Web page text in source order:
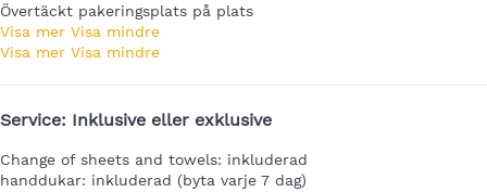
Övertäckt pakeringsplats på plats
Visa mer Visa mindre
Visa mer Visa mindre
Service: Inklusive eller exklusive
Change of sheets and towels: inkluderad
handdukar: inkluderad (byta varje 7 dag)